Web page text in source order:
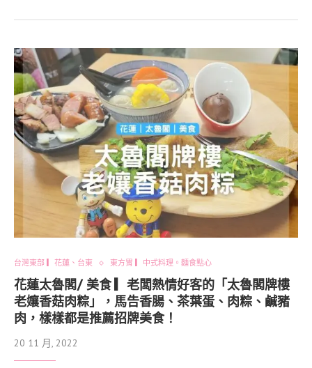
台灣東部 ▎花蓮、台東 東方胃 ▎中式料理。麵食點心
花蓮太魯閣/ 美食 ▎老闆熱情好客的「太魯閣牌樓
老孃香菇肉粽」，馬告香腸、茶葉蛋、肉粽、鹹豬
肉，樣樣都是推薦招牌美食！
20 11 月, 2022